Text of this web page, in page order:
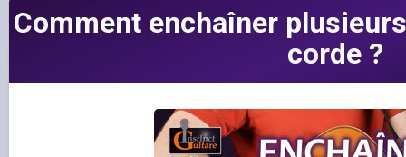
Comment enchaîner
corde ?